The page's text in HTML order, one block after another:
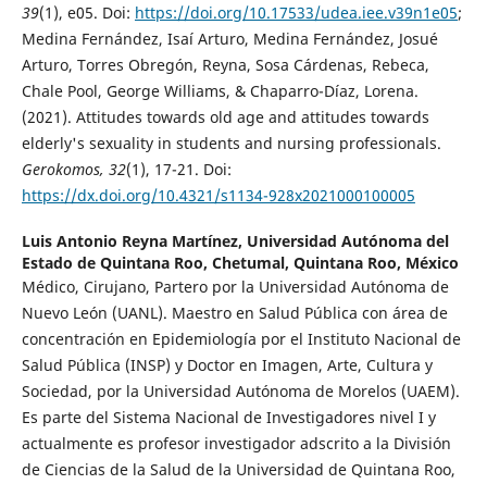
39(1), e05. Doi: https://doi.org/10.17533/udea.iee.v39n1e05;
Medina Fernández, Isaí Arturo, Medina Fernández, Josué
Arturo, Torres Obregón, Reyna, Sosa Cárdenas, Rebeca,
Chale Pool, George Williams, & Chaparro-Díaz, Lorena.
(2021). Attitudes towards old age and attitudes towards
elderly's sexuality in students and nursing professionals.
Gerokomos, 32(1), 17-21. Doi:
https://dx.doi.org/10.4321/s1134-928x2021000100005
Luis Antonio Reyna Martínez, Universidad Autónoma del
Estado de Quintana Roo, Chetumal, Quintana Roo, México
Médico, Cirujano, Partero por la Universidad Autónoma de
Nuevo León (UANL). Maestro en Salud Pública con área de
concentración en Epidemiología por el Instituto Nacional de
Salud Pública (INSP) y Doctor en Imagen, Arte, Cultura y
Sociedad, por la Universidad Autónoma de Morelos (UAEM).
Es parte del Sistema Nacional de Investigadores nivel I y
actualmente es profesor investigador adscrito a la División
de Ciencias de la Salud de la Universidad de Quintana Roo,